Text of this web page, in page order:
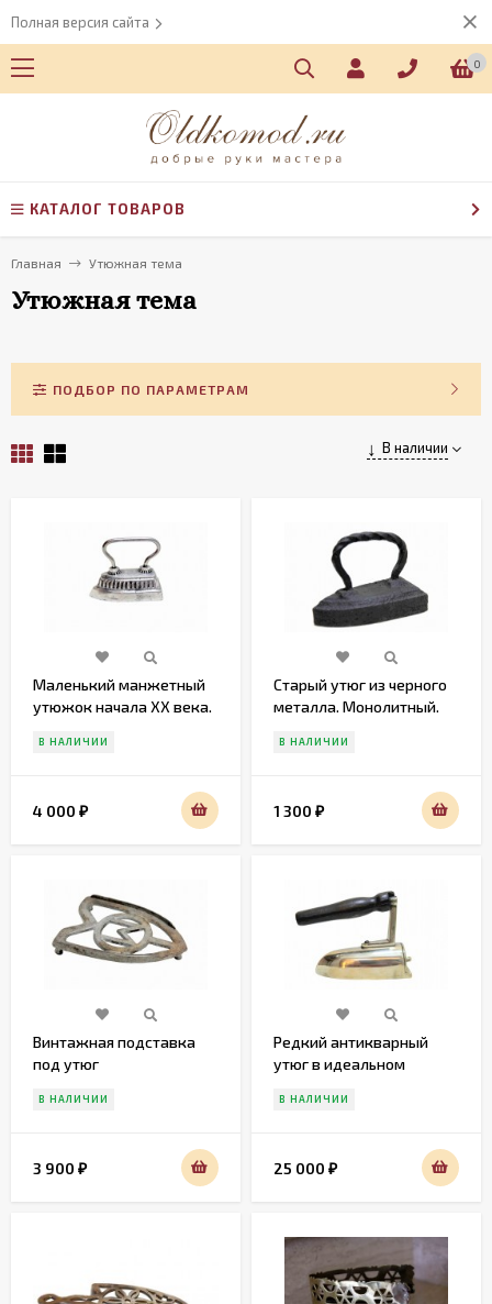
Полная версия сайта
0
КАТАЛОГ ТОВАРОВ
Главная Утюжная тема
Утюжная тема
ПОДБОР ПО ПАРАМЕТРАМ
В наличии
Маленький манжетный
утюжок начала XX века.
В НАЛИЧИИ
4 000 ₽
Старый утюг из черного
металла. Монолитный.
В НАЛИЧИИ
1 300 ₽
Винтажная подставка
под утюг
В НАЛИЧИИ
3 900 ₽
Редкий антикварный
утюг в идеальном
В НАЛИЧИИ
25 000 ₽